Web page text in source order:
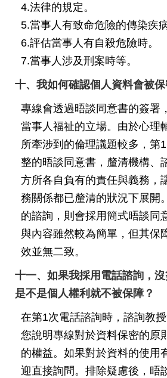
4.法律的規定。
5.當事人有致命危險的傳染疾病
6.評估當事人有自殺危險時。
7.當事人涉及刑案時等。
十、我如何確認個人資料會被保
專線會透過晤談同意書的簽署
當事人福祉的立場。由於心理
所牽涉到的倫理議題較多，第
整的晤談同意書，釐清機構、
方所各自負有的責任與義務，
務關係都已釐清的狀況下展開
的諮詢，則會採用簡式晤談同
與內容雖然較為簡單，但其保
效並無二致。
十一、如果我採用電話諮詢，沒
是不是個人權利就不被保障？
在第1次電話諮詢時，諮詢教
您說明專線對於資料保密的原
的權益。如果對於資料的使用
迎直接詢問。排除疑慮後，晤